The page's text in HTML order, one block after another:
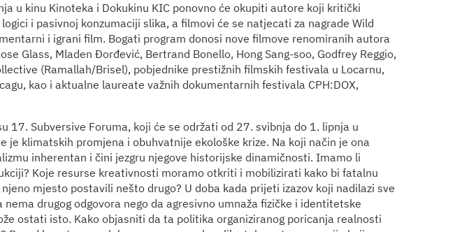
u kinu Kinoteka i Dokukinu KIC ponovno će okupiti autore koji kritički
i pasivnoj konzumaciji slika, a filmovi će se natjecati za nagrade Wild
i igrani film. Bogati program donosi nove filmove renomiranih autora
Glass, Mladen Đorđević, Bertrand Bonello, Hong Sang-soo, Godfrey Reggio,
(Ramallah/Brisel), pobjednike prestižnih filmskih festivala u Locarnu,
kao i aktualne laureate važnih dokumentarnih festivala CPH:DOX,
17. Subversive Foruma, koji će se održati od 27. svibnja do 1. lipnja u
je klimatskih promjena i obuhvatnije ekološke krize. Na koji način je ona
inherentan i čini jezgru njegove historijske dinamičnosti. Imamo li
Koje resurse kreativnosti moramo otkriti i mobilizirati kako bi fatalnu
mjesto postavili nešto drugo? U doba kada prijeti izazov koji nadilazi sve
drugog odgovora nego da agresivno umnaža fizičke i identitetske
ostati isto. Kako objasniti da ta politika organiziranog poricanja realnosti